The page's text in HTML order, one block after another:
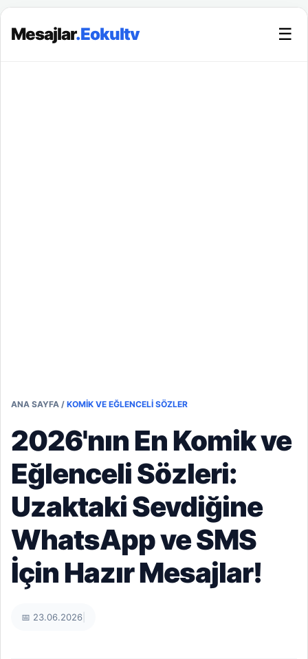
Mesajlar.Eokultv ☰
ANA SAYFA / KOMIK VE EĞLENCELI SÖZLER
2026'nın En Komik ve
Eğlenceli Sözleri:
Uzaktaki Sevdiğine
WhatsApp ve SMS
İçin Hazır Mesajlar!
📅 23.06.2026